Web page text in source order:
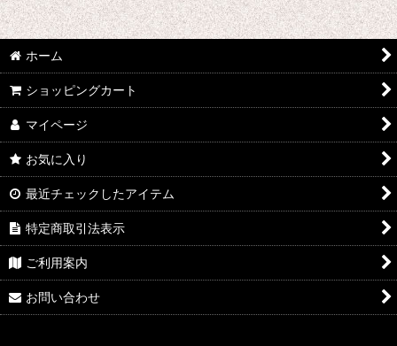
デュラララ!!
東方Projectシリーズ
東京喰種トーキョーグール
超時空要塞マクロス
テラフォーマーズ
トリニティセブン
DRAMAtical Murder
ホーム
ショッピングカート
マイページ
お気に入り
最近チェックしたアイテム
特定商取引法表示
ご利用案内
お問い合わせ